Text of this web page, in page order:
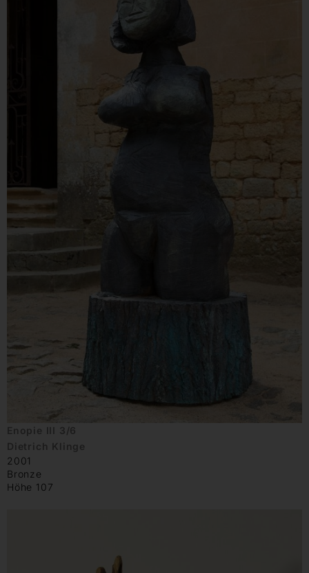
Enopie III 3/6
Dietrich Klinge
2001
Bronze
Höhe 107